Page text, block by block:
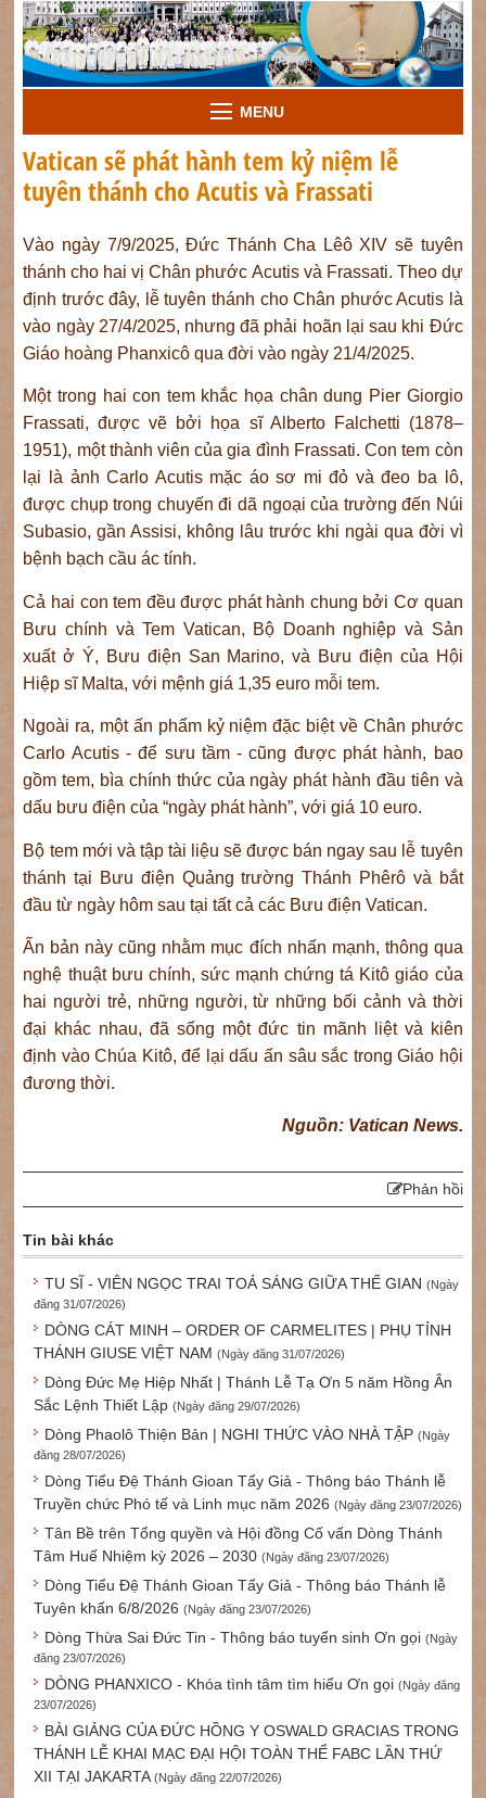
MENU
Vatican sẽ phát hành tem kỷ niệm lễ
tuyên thánh cho Acutis và Frassati
Vào ngày 7/9/2025, Đức Thánh Cha Lêô XIV sẽ tuyên
thánh cho hai vị Chân phước Acutis và Frassati. Theo dự
định trước đây, lễ tuyên thánh cho Chân phước Acutis là
vào ngày 27/4/2025, nhưng đã phải hoãn lại sau khi Đức
Giáo hoàng Phanxicô qua đời vào ngày 21/4/2025.
Một trong hai con tem khắc họa chân dung Pier Giorgio
Frassati, được vẽ bởi họa sĩ Alberto Falchetti (1878–
1951), một thành viên của gia đình Frassati. Con tem còn
lại là ảnh Carlo Acutis mặc áo sơ mi đỏ và đeo ba lô,
được chụp trong chuyến đi dã ngoại của trường đến Núi
Subasio, gần Assisi, không lâu trước khi ngài qua đời vì
bệnh bạch cầu ác tính.
Cả hai con tem đều được phát hành chung bởi Cơ quan
Bưu chính và Tem Vatican, Bộ Doanh nghiệp và Sản
xuất ở Ý, Bưu điện San Marino, và Bưu điện của Hội
Hiệp sĩ Malta, với mệnh giá 1,35 euro mỗi tem.
Ngoài ra, một ấn phẩm kỷ niệm đặc biệt về Chân phước
Carlo Acutis - để sưu tầm - cũng được phát hành, bao
gồm tem, bìa chính thức của ngày phát hành đầu tiên và
dấu bưu điện của “ngày phát hành”, với giá 10 euro.
Bộ tem mới và tập tài liệu sẽ được bán ngay sau lễ tuyên
thánh tại Bưu điện Quảng trường Thánh Phêrô và bắt
đầu từ ngày hôm sau tại tất cả các Bưu điện Vatican.
Ấn bản này cũng nhằm mục đích nhấn mạnh, thông qua
nghệ thuật bưu chính, sức mạnh chứng tá Kitô giáo của
hai người trẻ, những người, từ những bối cảnh và thời
đại khác nhau, đã sống một đức tin mãnh liệt và kiên
định vào Chúa Kitô, để lại dấu ấn sâu sắc trong Giáo hội
đương thời.
Nguồn: Vatican News.
Phản hồi
Tin bài khác
TU SĨ - VIÊN NGỌC TRAI TOẢ SÁNG GIỮA THẾ GIAN(Ngày
đăng 31/07/2026)
DÒNG CÁT MINH – ORDER OF CARMELITES | PHỤ TỈNH
THÁNH GIUSE VIỆT NAM(Ngày đăng 31/07/2026)
Dòng Đức Mẹ Hiệp Nhất | Thánh Lễ Tạ Ơn 5 năm Hồng Ân
Sắc Lệnh Thiết Lập(Ngày đăng 29/07/2026)
Dòng Phaolô Thiện Bản | NGHI THỨC VÀO NHÀ TẬP(Ngày
đăng 28/07/2026)
Dòng Tiểu Đệ Thánh Gioan Tẩy Giả - Thông báo Thánh lễ
Truyền chức Phó tế và Linh mục năm 2026(Ngày đăng 23/07/2026)
Tân Bề trên Tổng quyền và Hội đồng Cố vấn Dòng Thánh
Tâm Huế Nhiệm kỳ 2026 – 2030(Ngày đăng 23/07/2026)
Dòng Tiểu Đệ Thánh Gioan Tẩy Giả - Thông báo Thánh lễ
Tuyên khấn 6/8/2026(Ngày đăng 23/07/2026)
Dòng Thừa Sai Đức Tin - Thông báo tuyển sinh Ơn gọi(Ngày
đăng 23/07/2026)
DÒNG PHANXICO - Khóa tình tâm tìm hiểu Ơn gọi(Ngày đăng
23/07/2026)
BÀI GIẢNG CỦA ĐỨC HỒNG Y OSWALD GRACIAS TRONG
THÁNH LỄ KHAI MẠC ĐẠI HỘI TOÀN THỂ FABC LẦN THỨ
XII TẠI JAKARTA(Ngày đăng 22/07/2026)